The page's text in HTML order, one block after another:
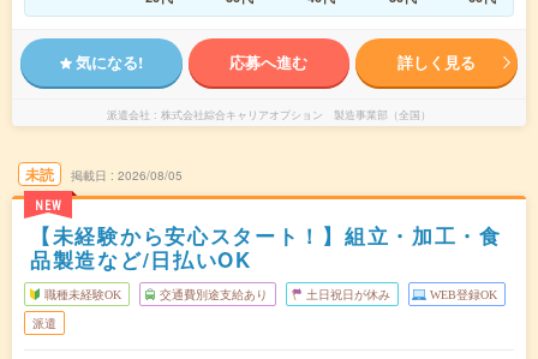
気になる! 応募へ進む 詳しく見る
派遣会社 株式会社綜合キャリアオプション 製造事業部（全国）
未読
NEW
掲載日 2026/08/05
【未経験から安心スタート！】組立・加工・食
品製造など/日払いOK
職種未経験OK 交通費別途支給あり 土日祝日が休み WEB登録OK
派遣